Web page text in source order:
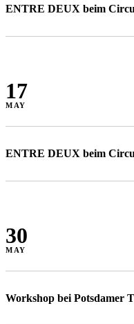
ENTRE DEUX beim
17
MAY
ENTRE DEUX beim
30
MAY
Workshop bei Potsdamer